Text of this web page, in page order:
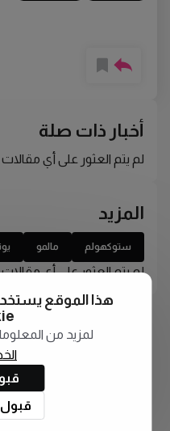
أخبار ذات صلة
لم يتم العثور على أي مقالات
المزيد
ستوكهولم مالمو
لم يتم العثور على أي مقالات
هذا الموقع
لمزيد من